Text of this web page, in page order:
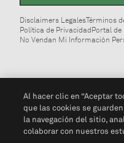
Disclaimers LegalesTérminos
Política de PrivacidadPortal de
No Vendan Mi Información
Al hacer clic en “Aceptar
que las cookies se
la navegación del sitio,
colaborar con nuestros